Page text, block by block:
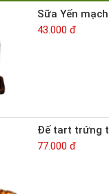
Sữa Yến
43.000 đ
Đế tart trứng
77.000 đ